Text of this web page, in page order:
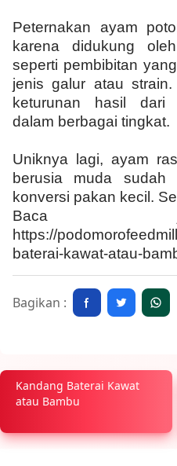
Peternakan ayam
karena didukung
seperti pembibitan
jenis galur atau
keturunan hasil dari
dalam berbagai tingkat.
Uniknya lagi, ayam
berusia muda sudah
konversi pakan kecil.
Baca
https://
baterai-kawat-atau-
Bagikan :
Kandang Baterai Kawat
atau Bambu